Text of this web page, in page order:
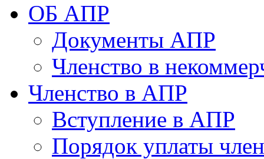
ОБ АПР
Документы АПР
Членство в
Членство в АПР
Вступление в АПР
Порядок уплаты